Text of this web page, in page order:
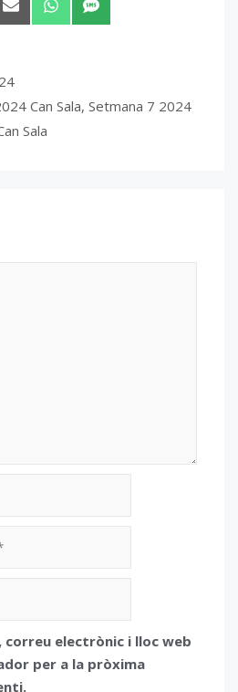
Share
on
Share
on
Share
on
Can Sala, Setmana 7 2024
Sala
correu electrònic i lloc web
per a la pròxima